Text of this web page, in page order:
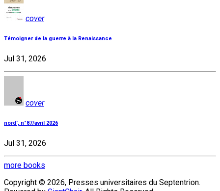
cover
Témoigner de la guerre à la Renaissance
Jul 31, 2026
cover
nord', n°87/avril 2026
Jul 31, 2026
more books
Copyright © 2026, Presses universitaires du Septentrion.